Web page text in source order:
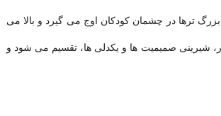
ترها در چشمان کودکان اوج مى گیرد و بالا مى
شیرینى صمیمیت ها و یکدلى ها، تقسیم مى شود و